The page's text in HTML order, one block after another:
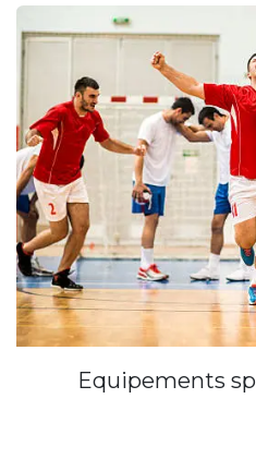
Equipements